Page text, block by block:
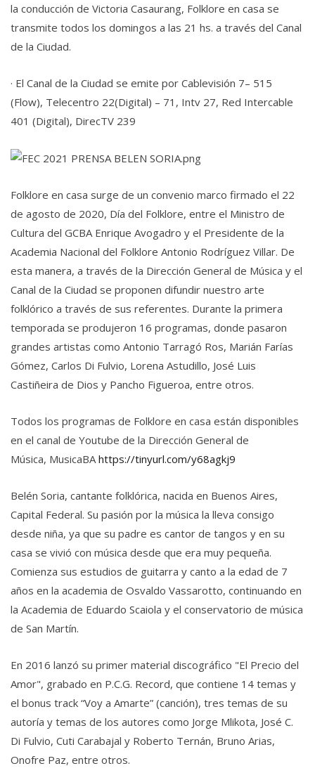
la conducción de Victoria Casaurang, Folklore en casa se
transmite todos los domingos a las 21 hs. a través del Canal
de la Ciudad.
· El Canal de la Ciudad se emite por Cablevisión 7– 515
(Flow), Telecentro 22(Digital) – 71, Intv 27, Red Intercable
401 (Digital), DirecTV 239
Folklore en casa surge de un convenio marco firmado el 22
de agosto de 2020, Día del Folklore, entre el Ministro de
Cultura del GCBA Enrique Avogadro y el Presidente de la
Academia Nacional del Folklore Antonio Rodríguez Villar. De
esta manera, a través de la Dirección General de Música y el
Canal de la Ciudad se proponen difundir nuestro arte
folklórico a través de sus referentes. Durante la primera
temporada se produjeron 16 programas, donde pasaron
grandes artistas como Antonio Tarragó Ros, Marián Farías
Gómez, Carlos Di Fulvio, Lorena Astudillo, José Luis
Castiñeira de Dios y Pancho Figueroa, entre otros.
Todos los programas de Folklore en casa están disponibles
en el canal de Youtube de la Dirección General de
Música, MusicaBAhttps://tinyurl.com/y68agkj9
Belén Soria, cantante folklórica, nacida en Buenos Aires,
Capital Federal. Su pasión por la música la lleva consigo
desde niña, ya que su padre es cantor de tangos y en su
casa se vivió con música desde que era muy pequeña.
Comienza sus estudios de guitarra y canto a la edad de 7
años en la academia de Osvaldo Vassarotto, continuando en
la Academia de Eduardo Scaiola y el conservatorio de música
de San Martín.
En 2016 lanzó su primer material discográfico "El Precio del
Amor", grabado en P.C.G. Record, que contiene 14 temas y
el bonus track “Voy a Amarte” (canción), tres temas de su
autoría y temas de los autores como Jorge Mlikota, José C.
Di Fulvio, Cuti Carabajal y Roberto Ternán, Bruno Arias,
Onofre Paz, entre otros.